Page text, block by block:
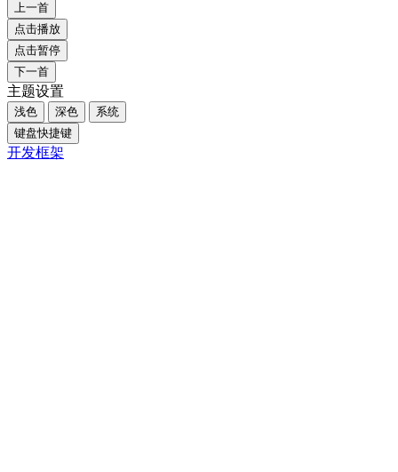
上一首
点击播放
点击暂停
下一首
主题设置
浅色 深色
系统
键盘快捷键
开发框架